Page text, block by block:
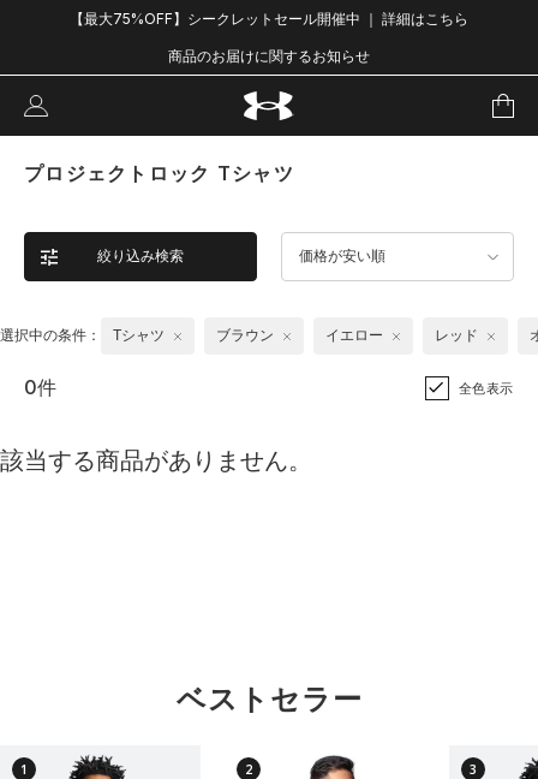
【最大75%OFF】シークレットセール開催中 ｜ 詳細はこちら
商品のお届けに関するお知らせ
プロジェクトロック Tシャツ
絞り込み検索 価格が安い順
選択中の条件： Tシャツ ブラウン イエロー レッド
0件 全色表示
該当する商品がありません。
ベストセラー
1 2 3